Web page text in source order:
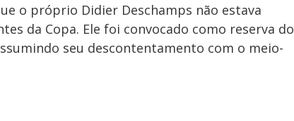
o próprio Didier Deschamps não estava
da Copa. Ele foi convocado como reserva do
seu descontentamento com o meio-